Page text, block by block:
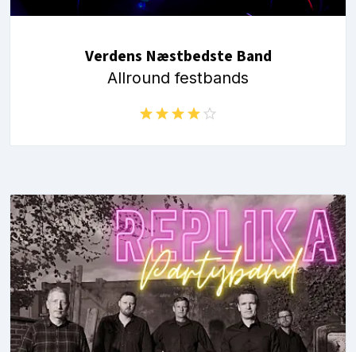
Verdens Næstbedste Band
Allround festbands